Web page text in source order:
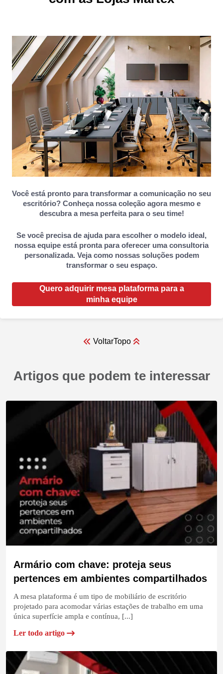
Você está pronto para transformar a comunicação no seu
escritório? Conheça nossa coleção agora mesmo e
descubra a mesa perfeita para o seu time!
Se você precisa de ajuda para escolher o modelo ideal,
nossa equipe está pronta para oferecer uma consultoria
personalizada. Veja como nossas soluções podem
transformar o seu espaço.
Quero adquirir mesa plataforma para a
minha equipe
VoltarTopo
Artigos que podem te interessar
Armário com chave: proteja seus
pertences em ambientes compartilhados
A mesa plataforma é um tipo de mobiliário de escritório
projetado para acomodar várias estações de trabalho em uma
única superfície ampla e contínua, [...]
Ler todo artigo